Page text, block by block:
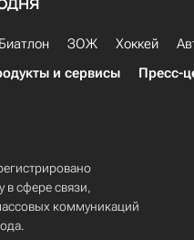
Биатлон ЗОЖ Хоккей
и сервисы Пресс-
в сфере связи,
коммуникаций